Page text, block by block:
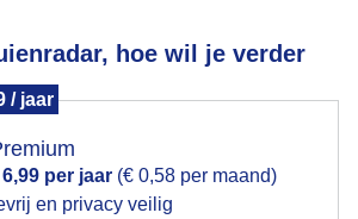
hoe wil je verder
/ jaar
per jaar (€ 0,58 per maand)
en privacy veilig
2026
locatie gebruiken voor het